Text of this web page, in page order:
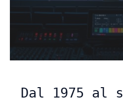
Dal 1975 al